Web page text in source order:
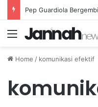
Menu
Home / komunikasi efektif